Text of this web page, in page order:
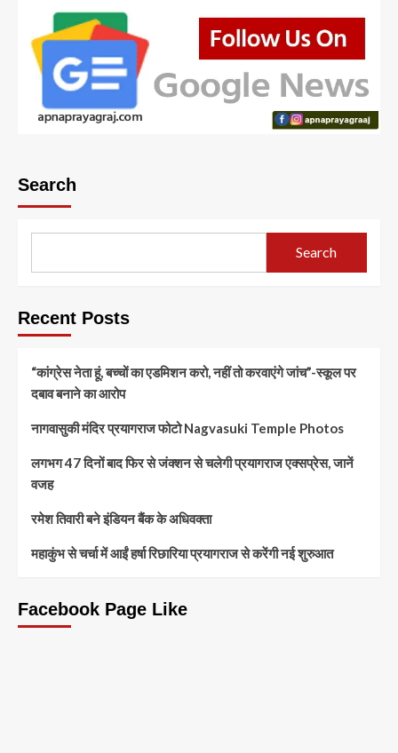
Search
Search
Recent Posts
“कांग्रेस नेता हूं, बच्चों का एडमिशन करो, नहीं तो करवाएंगे जांच”-स्कूल पर
दबाव बनाने का आरोप
नागवासुकी मंदिर प्रयागराज फोटो Nagvasuki Temple Photos
लगभग 47 दिनों बाद फिर से जंक्शन से चलेगी प्रयागराज एक्सप्रेस, जानें
वजह
रमेश तिवारी बने इंडियन बैंक के अधिवक्ता
महाकुंभ से चर्चा में आईं हर्षा रिछारिया प्रयागराज से करेंगी नई शुरुआत
Facebook Page Like